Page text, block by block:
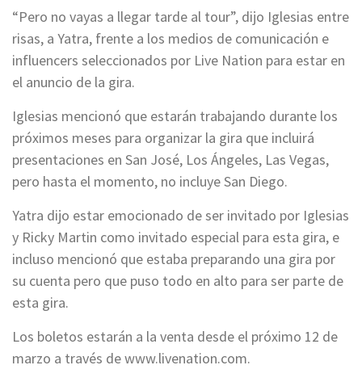
“Pero no vayas a llegar tarde al tour”, dijo Iglesias entre
risas, a Yatra, frente a los medios de comunicación e
influencers seleccionados por Live Nation para estar en
el anuncio de la gira.
Iglesias mencionó que estarán trabajando durante los
próximos meses para organizar la gira que incluirá
presentaciones en San José, Los Ángeles, Las Vegas,
pero hasta el momento, no incluye San Diego.
Yatra dijo estar emocionado de ser invitado por Iglesias
y Ricky Martin como invitado especial para esta gira, e
incluso mencionó que estaba preparando una gira por
su cuenta pero que puso todo en alto para ser parte de
esta gira.
Los boletos estarán a la venta desde el próximo 12 de
marzo a través de www.livenation.com.